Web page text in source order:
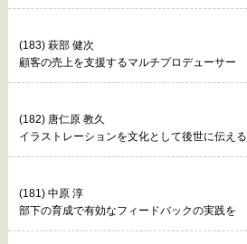
(183) 萩部 健次
顧客の売上を支援するマルチプロデューサー
(182) 唐仁原 教久
イラストレーションを文化として後世に伝える
(181) 中原 淳
部下の育成で有効なフィードバックの実践を